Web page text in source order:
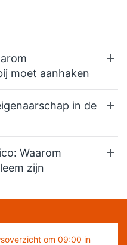
moet aanhaken
in de
Waarom
zijn
om 09:00 in